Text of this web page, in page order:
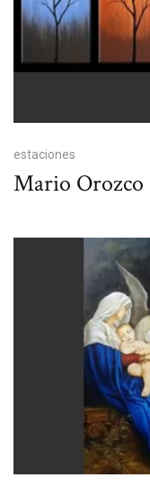
estaciones
Mario Orozco